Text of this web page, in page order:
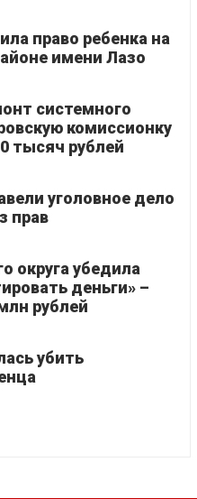
право ребенка на
имени Лазо
системного
комиссионку
тысяч рублей
уголовное дело
прав
округа убедила
деньги» –
рублей
убить